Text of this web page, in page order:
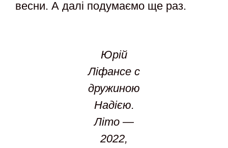
весни. А далі подумаємо ще раз.
Юрій
Ліфансе с
дружиною
Надією.
Літо —
2022,